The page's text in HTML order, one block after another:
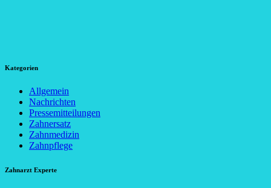
Kategorien
Allgemein
Nachrichten
Pressemitteilungen
Zahnersatz
Zahnmedizin
Zahnpflege
Zahnarzt Experte